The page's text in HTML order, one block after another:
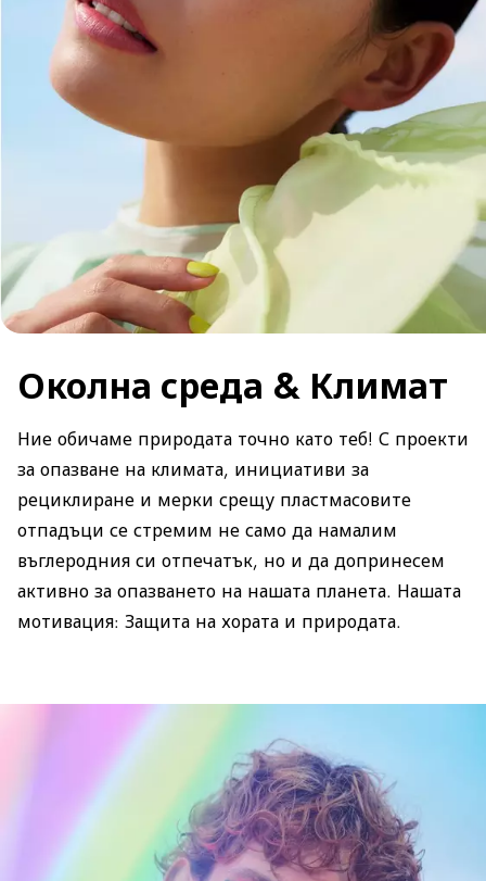
Околна среда & Климат
Ние обичаме природата точно като теб! С проекти
за опазване на климата, инициативи за
рециклиране и мерки срещу пластмасовите
отпадъци се стремим не само да намалим
въглеродния си отпечатък, но и да допринесем
активно за опазването на нашата планета. Нашата
мотивация: Защита на хората и природата.